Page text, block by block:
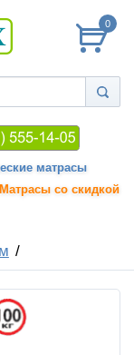
0
матрасы
Матрасы со скидкой